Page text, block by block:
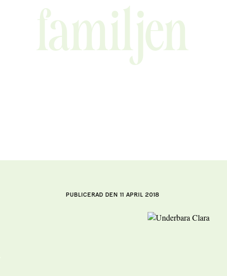
familjen
Publicerad den 11 april 2018